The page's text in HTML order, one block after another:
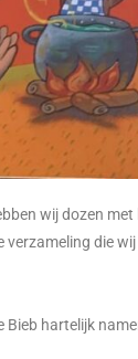
wij dozen
verzameling die
Bieb hartelijk